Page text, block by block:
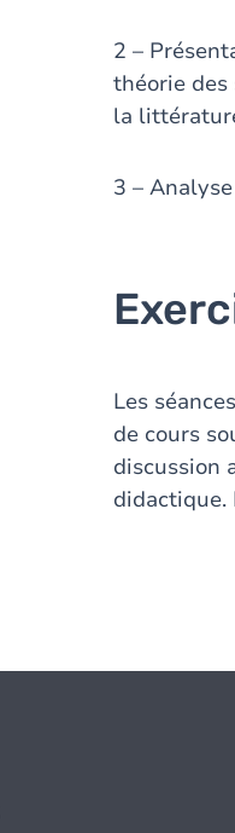
2 –
théorie
la
3 –
Les
de cours
discussion
didactique.